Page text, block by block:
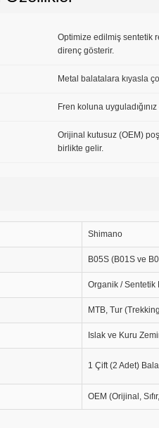
Optimize edilmiş sentetik
direnç gösterir.
Metal balatalara kıyasla
Fren koluna
Orijinal kutusuz (OEM)
birlikte gelir.
Shimano
B05S (B01S ve
Organik /
MTB, Tur
Islak ve Kuru
1 Çift (2 Adet)
OEM (Orijinal,